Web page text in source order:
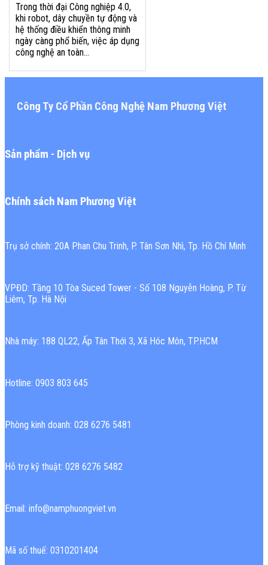
Trong thời đại Công nghiệp 4.0,
khi robot, dây chuyền tự động và
hệ thống điều khiển thông minh
ngày càng phổ biến, việc áp dụng
công nghệ an toàn...
Công Ty Cổ Phần Công Nghệ Nam Phương Việt
Sản phẩm - Dịch vụ
Chính sách Nam Phương Việt
Trụ sở chính: 20A Phan Chu Trinh, P. Tân Sơn Nhì, Tp. Hồ Chí Minh
VPĐD: Tầng 10 Tòa Suced Tower - Số 108 Nguyễn Hoàng, P. Từ
Liêm, Tp. Hà Nội
Nhà máy: 188 QL22, Ấp Tân Thới 3, Xã Hóc Môn, TP.HCM
Hotline: 0903 803 645
Phòng kinh doanh: 028 6276 5481
Hỗ trợ kỹ thuật: 028 6276 5482
Email: info@namphuongviet.vn
Mã số thuế: 0310201404